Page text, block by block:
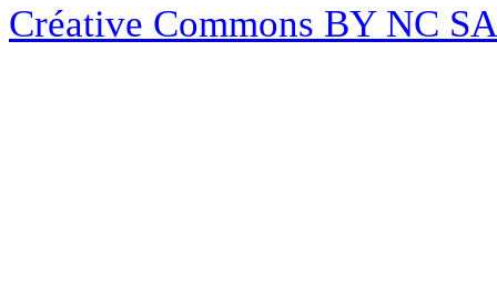
Créative Commons BY NC SA